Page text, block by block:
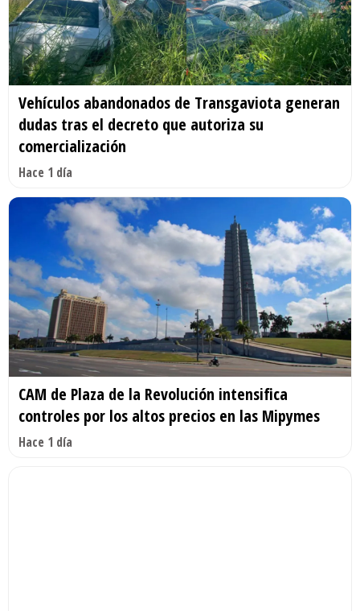
Vehículos abandonados de Transgaviota generan
dudas tras el decreto que autoriza su
comercialización
Hace 1 día
CAM de Plaza de la Revolución intensifica
controles por los altos precios en las Mipymes
Hace 1 día